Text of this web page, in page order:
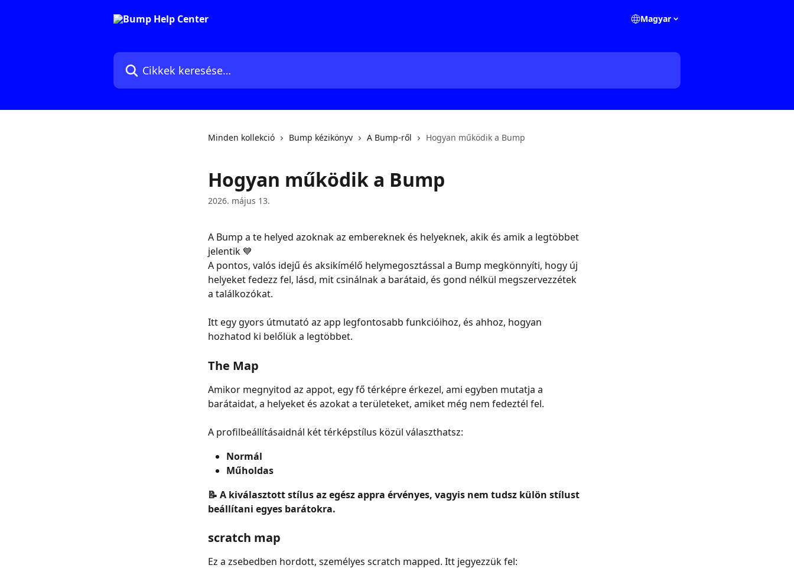
Magyar
Cikkek keresése…
Minden kollekció Bump kézikönyv A Bump-ről Hogyan működik a Bump
Hogyan működik a Bump
2026. május 13.
A Bump a te helyed azoknak az embereknek és helyeknek, akik és amik a legtöbbet
jelentik 💙
A pontos, valós idejű és aksikímélő helymegosztással a Bump megkönnyíti, hogy új
helyeket fedezz fel, lásd, mit csinálnak a barátaid, és gond nélkül megszervezzétek
a találkozókat.
Itt egy gyors útmutató az app legfontosabb funkcióihoz, és ahhoz, hogyan
hozhatod ki belőlük a legtöbbet.
The Map
Amikor megnyitod az appot, egy fő térképre érkezel, ami egyben mutatja a
barátaidat, a helyeket és azokat a területeket, amiket még nem fedeztél fel.
A profilbeállításaidnál két térképstílus közül választhatsz:
Normál
Műholdas
📝 A kiválasztott stílus az egész appra érvényes, vagyis nem tudsz külön stílust
beállítani egyes barátokra.
scratch map
Ez a zsebedben hordott, személyes scratch mapped. Itt jegyezzük fel: